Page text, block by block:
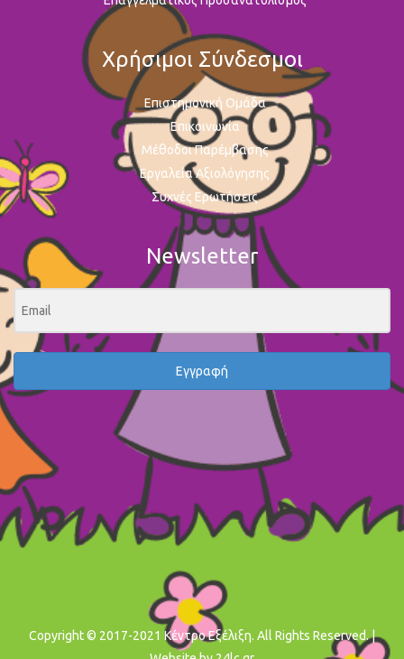
Χρήσιμοι Σύνδεσμοι
Επιστημονική Ομάδα
Επικοινωνία
Μέθοδοι Παρέμβασης
Εργαλεία Αξιολόγησης
Συχνές Ερωτήσεις
Newsletter
Εγγραφή
Copyright © 2017-2021 Κέντρο Εξέλιξη. All Rights Reserved. |